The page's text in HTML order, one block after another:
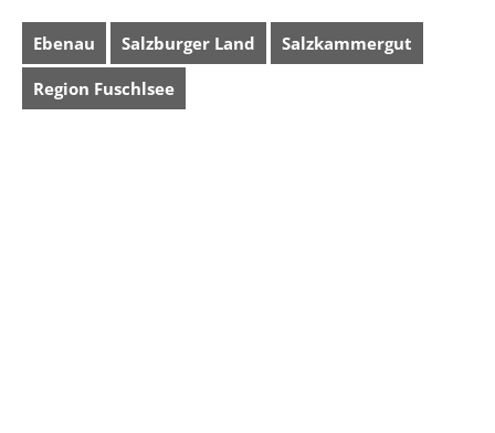
Ebenau Salzburger Land Salzkammergut
Region Fuschlsee